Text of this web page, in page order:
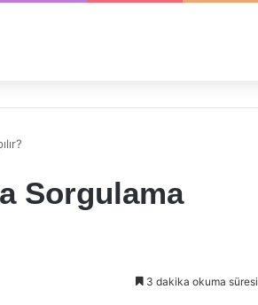
Sorgulama
3 dakika okuma süresi